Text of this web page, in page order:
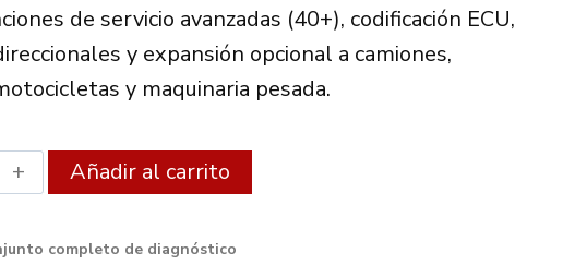
590.00€.507.00€.
de servicio avanzadas (40+), codificación ECU,
y expansión opcional a camiones,
y maquinaria pesada.
Añadir al carrito
completo de diagnóstico